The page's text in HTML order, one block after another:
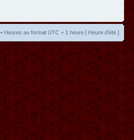
• Heures au format UTC + 1 heure [ Heure d’été ]